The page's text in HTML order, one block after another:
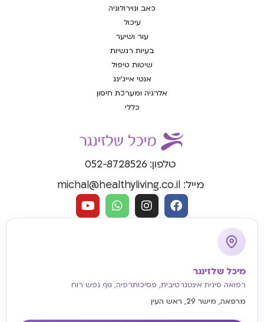
טלפון: 052-8728526
מייל: michal@healthyliving.co.il
מיכל שלזינגר
רפואה סינית אינטגרטיבית, פסיכותרפיה, גוף נפש רוח
מרפאה, מישר 29, ראש העין
כאב ונוירולוגיה
עיכול
עור ושיער
בעיות רגשיות
שיטות טיפול
אנטי אייג'ינג
אלרגיה ומערכת חיסון
כללי